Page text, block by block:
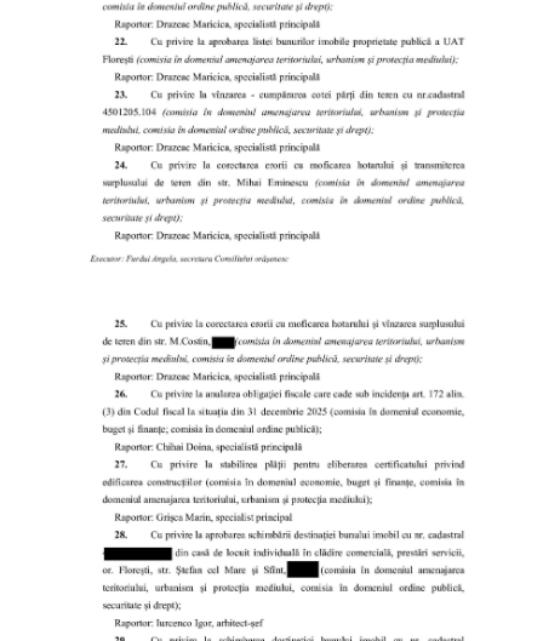
Floreşti
Prezentare
generală
Simbolurile
oraşului
drapelul
Floreşti)
Aşezare
geografică
Istoria